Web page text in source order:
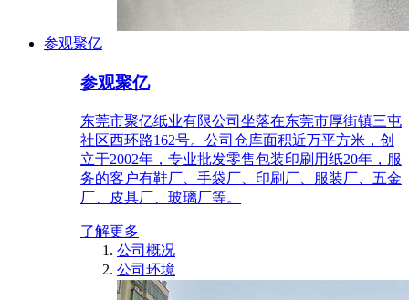
参观聚亿
参观聚亿
东莞市聚亿纸业有限公司坐落在东莞市厚街镇三屯
社区西环路162号。公司仓库面积近万平方米，创
立于2002年，专业批发零售包装印刷用纸20年，服
务的客户有鞋厂、手袋厂、印刷厂、服装厂、五金
厂、皮具厂、玻璃厂等。
了解更多
公司概况
公司环境